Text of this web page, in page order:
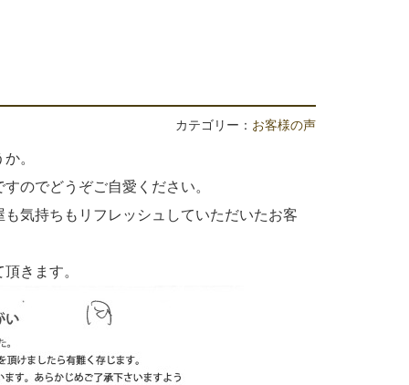
カテゴリー： お客様の声
。
のでどうぞご自愛ください。
気持ちもリフレッシュしていただいたお客
きます。